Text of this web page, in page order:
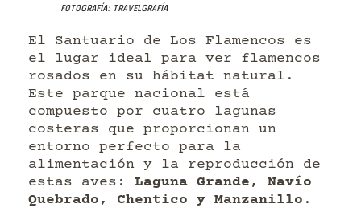
Fotografía: Travelgrafía
El Santuario de Los Flamencos es
el lugar ideal para ver flamencos
rosados en su hábitat natural.
Este parque nacional está
compuesto por cuatro lagunas
costeras que proporcionan un
entorno perfecto para la
alimentación y la reproducción de
estas aves: Laguna Grande, Navío
Quebrado, Chentico y Manzanillo .